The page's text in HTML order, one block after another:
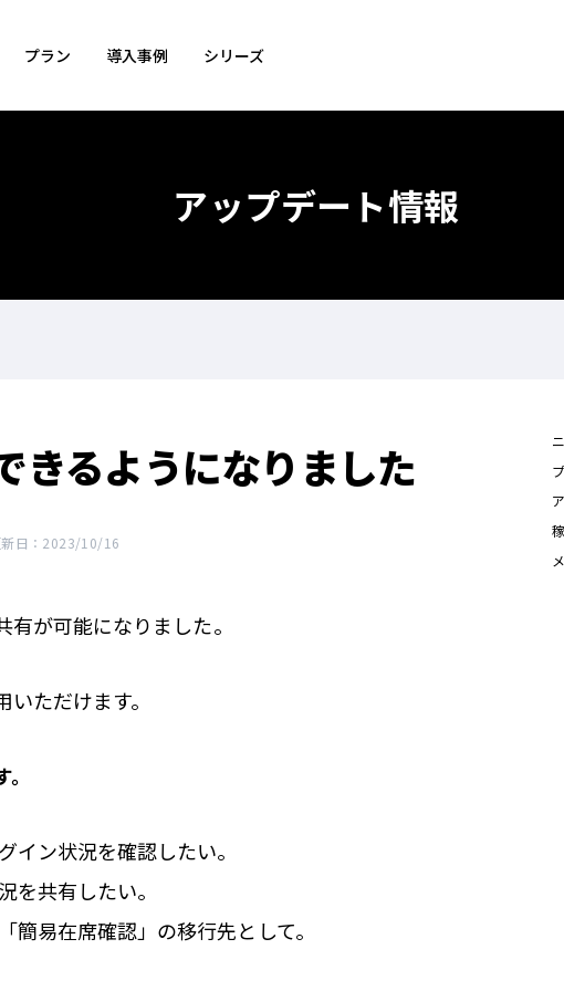
プラン 導入事例 シリーズ
アップデート情報
きるようになりました
新日：2023/10/16
が可能になりました。
ただけます。
イン状況を確認したい。
を共有したい。
簡易在席確認」の移行先として。